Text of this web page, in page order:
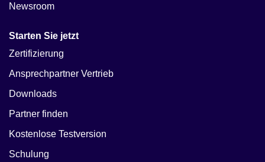
Newsroom
Starten Sie jetzt
Zertifizierung
Ansprechpartner Vertrieb
Downloads
Partner finden
Kostenlose Testversion
Schulung